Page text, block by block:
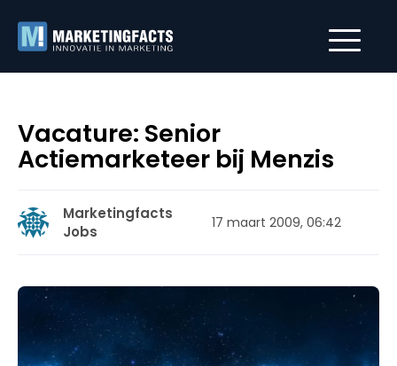
Vacature: Senior
Actiemarketeer bij Menzis
Marketingfacts
Jobs
17 maart 2009, 06:42